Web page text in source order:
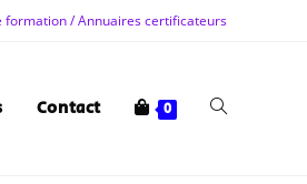
formation / Annuaires certificateurs
Contact 0